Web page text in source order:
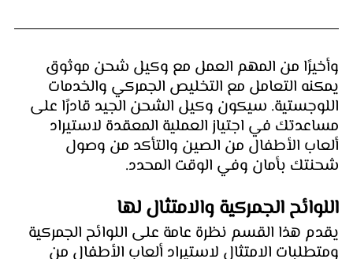
وأخيرًا من المهم العمل مع وكيل شحن موثوق
يمكنه التعامل مع التخليص الجمركي والخدمات
اللوجستية. سيكون وكيل الشحن الجيد قادرًا على
مساعدتك في اجتياز العملية المعقدة لاستيراد
ألعاب الأطفال من الصين والتأكد من وصول
شحنتك بأمان وفي الوقت المحدد.
اللوائح الجمركية والامتثال لها
يقدم هذا القسم نظرة عامة على اللوائح الجمركية
ومتطلبات الامتثال لاستيراد ألعاب الأطفال من